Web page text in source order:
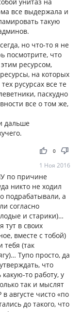
все выдержала и
такую
но что-то я не
посмотрите, что
ресурсом,
на которых
русурсах все те
паскудно
все о том же,
дальше
thumb_up thumb_down
0
1 Ноя 2016
по причине
никто не ходил
подрабатывали, а
согласно
и старики)…
тут в своих
вместе с тобой)
тебя (так
Тупо просто, да
что
то работу, у
так и мыслят
августе чисто «по
до такого, что